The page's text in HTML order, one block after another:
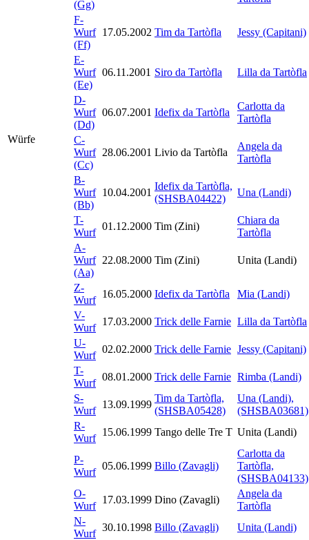
Würfe
(Gg)
F-
Wurf
(Ff)
17.05.2002 Tim da Tartòfla Jessy (Capitani)
E-
Wurf
(Ee)
06.11.2001 Siro da Tartòfla Lilla da Tartòfla
D-
Wurf
(Dd)
06.07.2001 Idefix da Tartòfla
Carlotta da
Tartòfla
C-
Wurf
(Cc)
28.06.2001 Livio da Tartòfla
Angela da
Tartòfla
B-
Wurf
(Bb)
10.04.2001
Idefix da Tartòfla,
(SHSBA04422)
Una (Landi)
T-
Wurf
01.12.2000 Tim (Zini)
Chiara da
Tartòfla
A-
Wurf
(Aa)
22.08.2000 Tim (Zini) Unita (Landi)
Z-
Wurf
16.05.2000 Idefix da Tartòfla
Mia (Landi)
V-
Wurf
17.03.2000 Trick delle Farnie Lilla da Tartòfla
U-
Wurf
02.02.2000 Trick delle Farnie Jessy (Capitani)
T-
Wurf
08.01.2000 Trick delle Farnie Rimba (Landi)
S-
Wurf
13.09.1999
Tim da Tartòfla,
(SHSBA05428)
Una (Landi),
(SHSBA03681)
R-
Wurf
15.06.1999 Tango delle Tre T Unita (Landi)
P-
Wurf
05.06.1999 Billo (Zavagli)
Carlotta da
Tartòfla,
(SHSBA04133)
O-
Wurf
17.03.1999 Dino (Zavagli)
Angela da
Tartòfla
N-
Wurf
30.10.1998 Billo (Zavagli)
Unita (Landi)